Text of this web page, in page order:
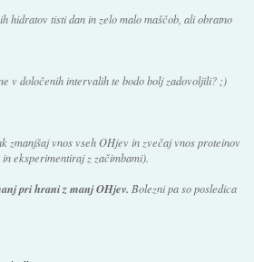
hidratov tisti dan in zelo malo maščob, ali obratno
v določenih intervalih te bodo bolj zadovoljili? ;)
zmanjšaj vnos vseh OHjev in zvečaj vnos proteinov
eksperimentiraj z začimbami).
pri hrani z manj OHjev. Bolezni pa so posledica